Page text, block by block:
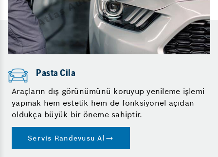
Pasta Cila
Araçların dış görünümünü koruyup yenileme işlemi
yapmak hem estetik hem de fonksiyonel açıdan
oldukça büyük bir öneme sahiptir.
Servis Randevusu Al